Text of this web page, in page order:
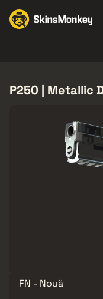
P250 | Metallic
FN - Nouă